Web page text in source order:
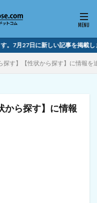
7月27日に新しい記事を掲載しま
探す】【性状から探す】に情報を
から探す】に情報